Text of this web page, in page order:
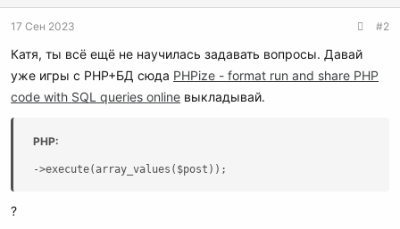
17 Сен 2023 #2
Катя, ты всё ещё не научилась задавать вопросы. Давай
уже игры с PHP+БД сюда PHPize - format run and share PHP
code with SQL queries online выкладывай.
PHP:
->execute(array_values($post));
?